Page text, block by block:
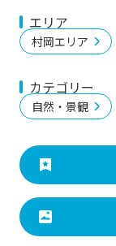
エリア
村岡エリア
カテゴリー
自然・景観